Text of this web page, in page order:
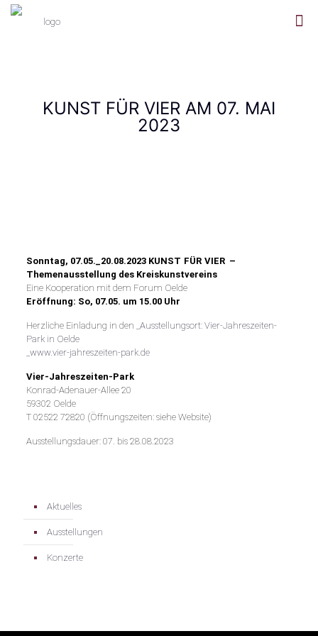
KUNST FÜR VIER AM 07. MAI
2023
Sonntag, 07.05._20.08.2023 KUNST FÜR VIER –
Themenausstellung des Kreiskunstvereins
Eine Kooperation mit dem Forum Oelde
Eröffnung: So, 07.05. um 15.00 Uhr
Herzliche Einladung in den _Ausstellungsort: Vier-Jahreszeiten-
Park in Oelde
_www.vier-jahreszeiten-park.de
Vier-Jahreszeiten-Park
Konrad-Adenauer-Allee 20
59302 Oelde
T 02522 72820 (Öffnungszeiten: siehe Website)
Ausstellungsdauer: 07. bis 28.08.2023
Aktuelles
Ausstellungen
Konzerte